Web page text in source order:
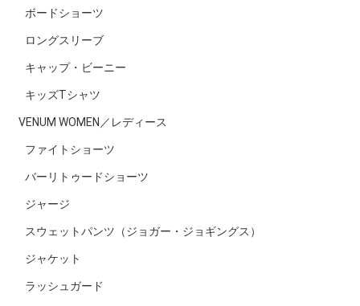
ボードショーツ
ロングスリーブ
キャップ・ビーニー
キッズTシャツ
VENUM WOMEN／レディース
ファイトショーツ
バーリトゥードショーツ
ジャージ
スウェットパンツ（ジョガー・ジョギングス）
ジャケット
ラッシュガード